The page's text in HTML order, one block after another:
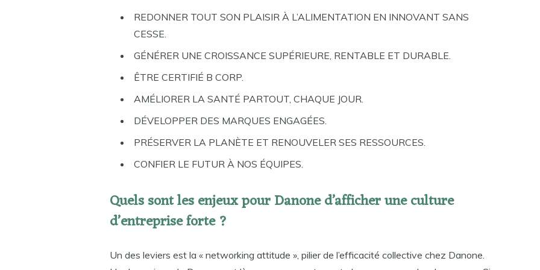
REDONNER TOUT SON PLAISIR À L’ALIMENTATION EN INNOVANT SANS
CESSE.
GÉNÉRER UNE CROISSANCE SUPÉRIEURE, RENTABLE ET DURABLE.
ÊTRE CERTIFIÉ B CORP.
AMÉLIORER LA SANTÉ PARTOUT, CHAQUE JOUR.
DÉVELOPPER DES MARQUES ENGAGÉES.
PRÉSERVER LA PLANÈTE ET RENOUVELER SES RESSOURCES.
CONFIER LE FUTUR À NOS ÉQUIPES.
Quels sont les enjeux pour Danone d’afficher une culture
d’entreprise forte ?
Un des leviers est la « networking attitude », pilier de l’efficacité collective chez Danone.